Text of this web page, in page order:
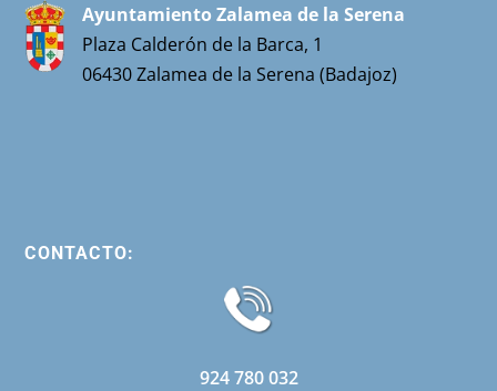
Ayuntamiento Zalamea de la Serena
Plaza Calderón de la Barca, 1
06430 Zalamea de la Serena (Badajoz)
CONTACTO:
924 780 032